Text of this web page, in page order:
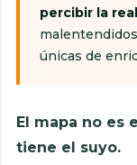
percibir la
únicas de
El mapa no es
tiene el suyo.